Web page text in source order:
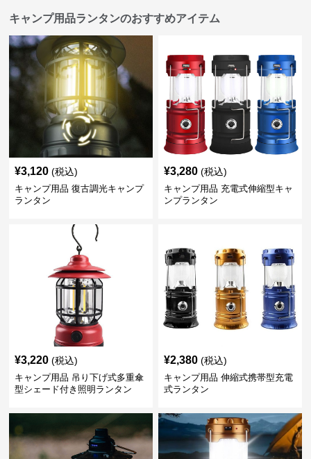
キャンプ用品ランタンのおすすめアイテム
¥3,120 (税込)
キャンプ用品 復古調光キャンプ
ランタン
¥3,280 (税込)
キャンプ用品 充電式伸縮型キャ
ンプランタン
¥3,220 (税込)
キャンプ用品 吊り下げ式多重傘
型シェード付き照明ランタン
¥2,380 (税込)
キャンプ用品 伸縮式携帯型充電
式ランタン